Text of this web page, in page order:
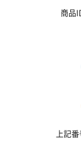
商品
上記